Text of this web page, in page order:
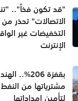
"قد تكون فخاً"..
الاتصالات" تحذر من
التخفيضات غير
الإنترنت
بقفزة 206%..
مشترياتها من